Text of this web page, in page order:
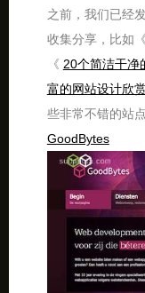
之前，我们已经
收集分享，比如《
《 20个简洁干净
富的网站设计欣
些非常不错的站
GoodBytes